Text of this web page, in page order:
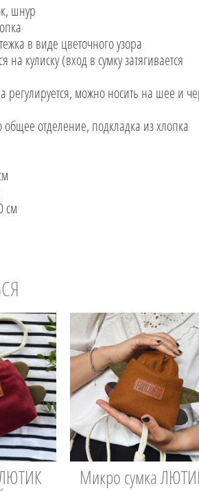
шнур
в виде цветочного узора
на кулиску (вход в сумку затягивается
регулируется, можно носить на шее и
отделение, подкладка из хлопка
см
Микро сумка